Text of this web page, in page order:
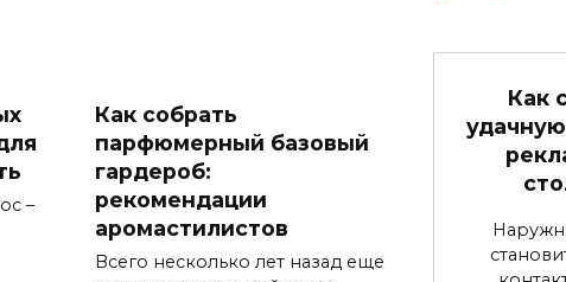
–
Как собрать
парфюмерный базовый
гардероб:
рекомендации
аромастилистов
Всего несколько лет назад еще
Как